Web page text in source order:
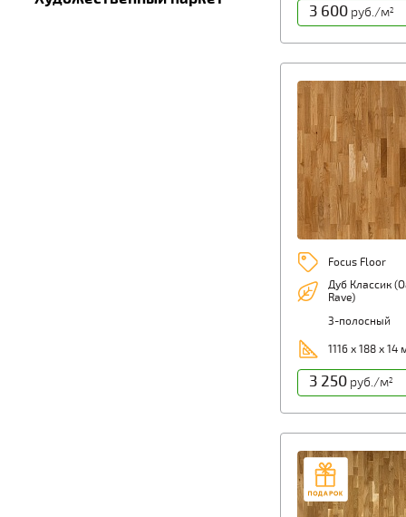
3 600руб./м2
Focus Floor
Дуб Классик
Rave)
3-полосный
1116 х 188 х 14
3 250руб./м2